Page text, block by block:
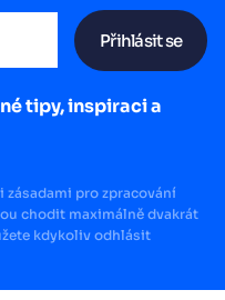
Přihlásit se
tipy, inspiraci a
pro zpracování
chodit maximálně dvakrát
kdykoliv odhlásit